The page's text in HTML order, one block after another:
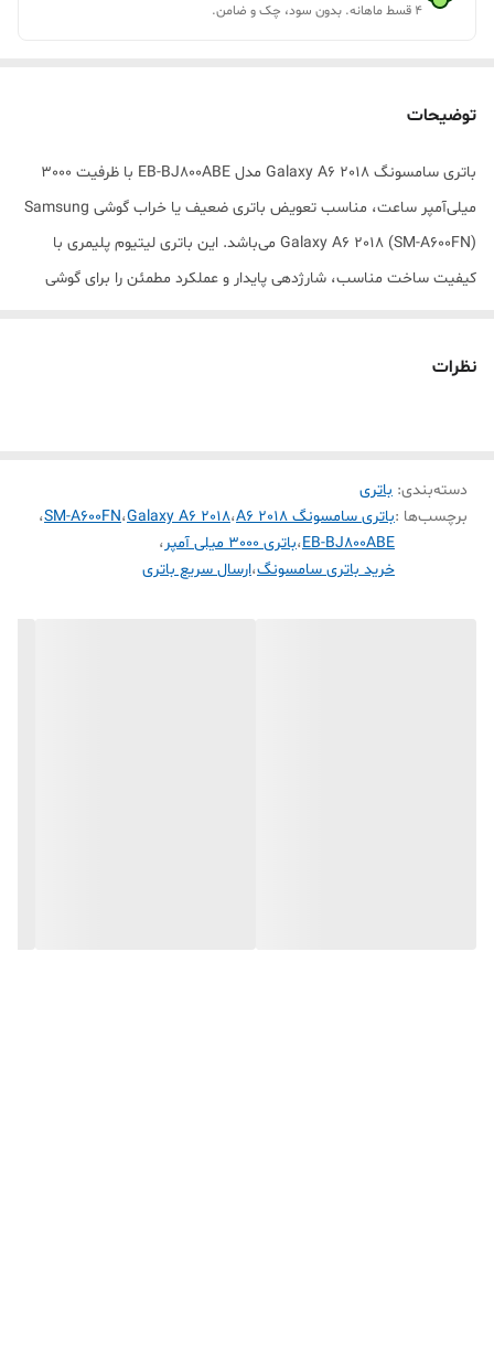
۴ قسط ماهانه. بدون سود، چک و ضامن.
توضیحات
باتری سامسونگ Galaxy A6 2018 مدل EB-BJ800ABE با ظرفیت 3000
میلی‌آمپر ساعت، مناسب تعویض باتری ضعیف یا خراب گوشی Samsung
Galaxy A6 2018 (SM-A600FN) می‌باشد. این باتری لیتیوم پلیمری با
کیفیت ساخت مناسب، شارژدهی پایدار و عملکرد مطمئن را برای گوشی
🏷️ برند: Samsung
نشانه‌های خرابی باتری:
خالی شدن سریع شارژ
نظرات
دسته‌بندی: باتری
برچسب‌ها :باتری سامسونگ A6 2018 ،Galaxy A6 2018،SM-A600FN،
EB-BJ800ABE،باتری 3000 میلی آمپر
،
خرید باتری سامسونگ،ارسال سریع باتری